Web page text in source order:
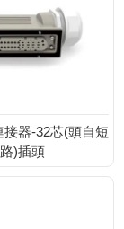
接器-32芯(頭自短
路)插頭